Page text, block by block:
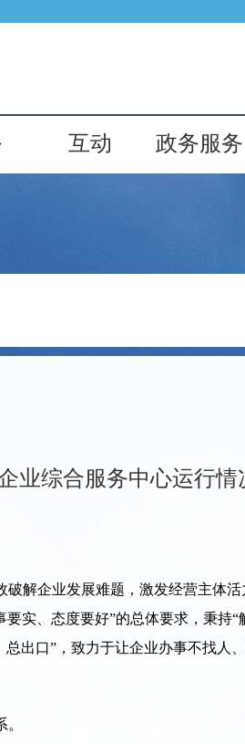
互动 政务服务
业综合服务中心运行情
企业发展难题，激发经营主体活
实、态度要好”的总体要求，秉持
出口”，致力于让企业办事不找人